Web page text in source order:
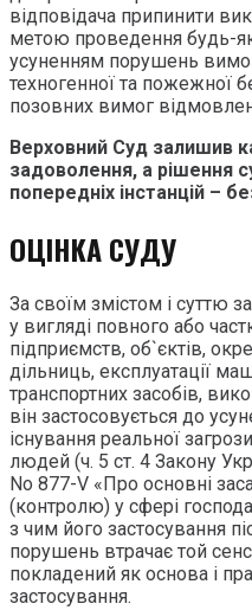
відповідача припинити
метою проведення будь-
усуненням порушень
техногенної та пожежної
позовних вимог
Верховний Суд залишив
задоволення, а рішення
попередніх інстанцій –
ОЦІНКА СУДУ
За своїм змістом і суттю
у вигляді повного або
підприємств, об`єктів,
дільниць, експлуатації
транспортних засобів,
він застосовується до
існування реальної
людей (ч. 5 ст. 4 Закону
No 877-V «Про основні
(контролю) у сфері
з чим його застосування
порушень втрачає той
покладений як основа і
застосування.